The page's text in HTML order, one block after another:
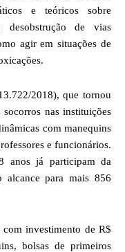
e teóricos sobre
desobstrução de vias
agir em situações de
2018), que tornou
nas instituições
com manequins
e funcionários.
anos já participam da
para mais 856
investimento de R$
bolsas de primeiros